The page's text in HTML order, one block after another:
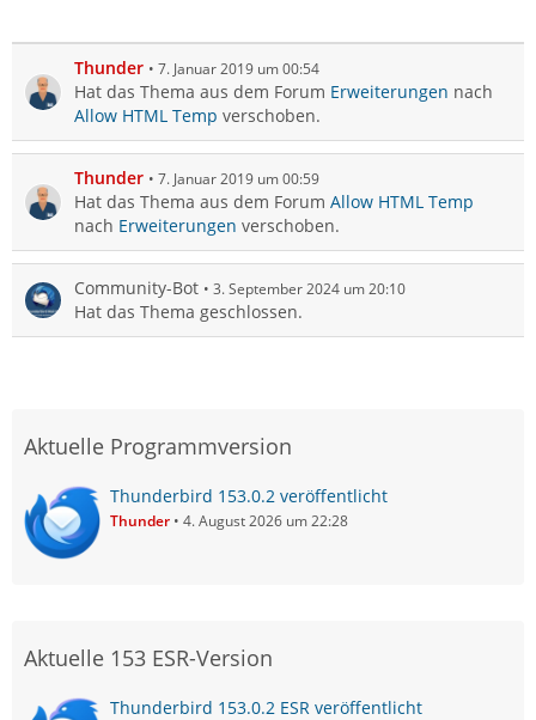
Thunder 7. Januar 2019 um 00:54
Hat das Thema aus dem Forum Erweiterungen nach
Allow HTML Temp verschoben.
Thunder 7. Januar 2019 um 00:59
Hat das Thema aus dem Forum Allow HTML Temp
nach Erweiterungen verschoben.
Community-Bot 3. September 2024 um 20:10
Hat das Thema geschlossen.
Aktuelle Programmversion
Thunderbird 153.0.2 veröffentlicht
Thunder 4. August 2026 um 22:28
Aktuelle 153 ESR-Version
Thunderbird 153.0.2 ESR veröffentlicht